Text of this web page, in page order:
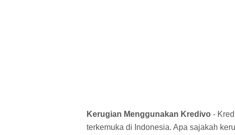
Kerugian Menggunakan Kredivo -
terkemuka di Indonesia. Apa sajakah